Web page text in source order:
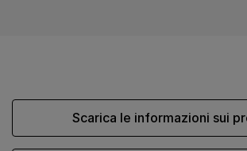
Scarica le informazioni sui